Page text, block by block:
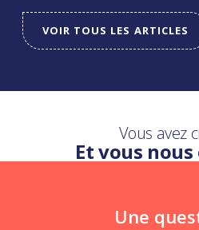
VOIR TOUS LES ARTICLES
Vous avez
Et vous
Une